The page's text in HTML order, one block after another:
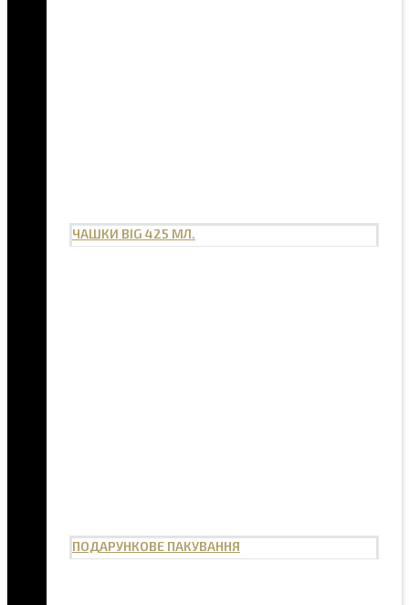
ЧАШКИ BIG 425 МЛ.
ПОДАРУНКОВЕ ПАКУВАННЯ